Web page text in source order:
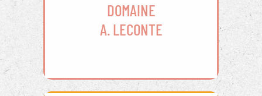
DOMAINE
A. LECONTE